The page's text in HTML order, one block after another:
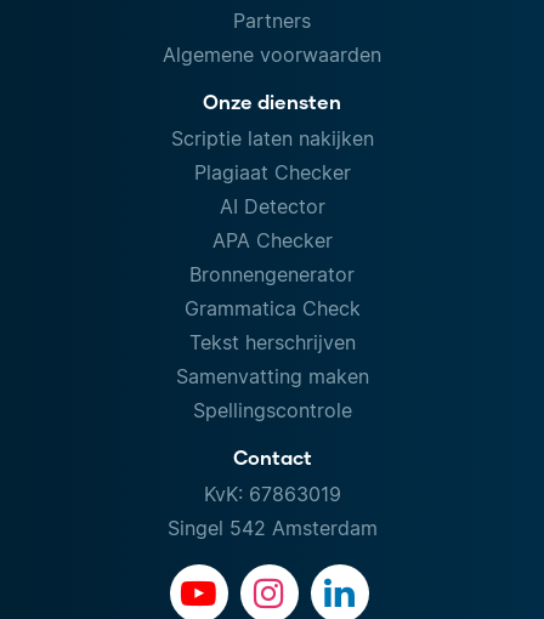
Partners
Algemene voorwaarden
Onze diensten
Scriptie laten nakijken
Plagiaat Checker
AI Detector
APA Checker
Bronnengenerator
Grammatica Check
Tekst herschrijven
Samenvatting maken
Spellingscontrole
Contact
KvK: 67863019
Singel 542 Amsterdam